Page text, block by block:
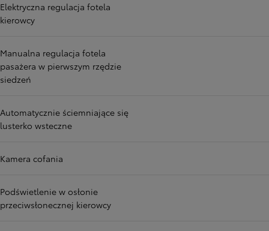
Elektryczna regulacja fotela
kierowcy
Manualna regulacja fotela
pasażera w pierwszym rzędzie
siedzeń
Automatycznie ściemniające się
lusterko wsteczne
Kamera cofania
Podświetlenie w osłonie
przeciwsłonecznej kierowcy